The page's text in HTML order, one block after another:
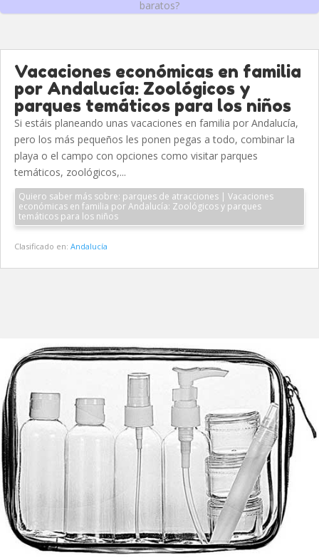
baratos?
Vacaciones económicas en familia
por Andalucía: Zoológicos y
parques temáticos para los niños
Si estáis planeando unas vacaciones en familia por Andalucía,
pero los más pequeños les ponen pegas a todo, combinar la
playa o el campo con opciones como visitar parques
temáticos, zoológicos,...
Quiero saber más sobre: parques de atracciones | Vacaciones
económicas en familia por Andalucía: Zoológicos y parques
temáticos para los niños
Clasificado en: Andalucía